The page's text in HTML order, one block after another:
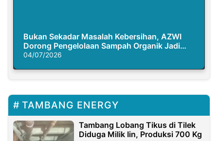
Bukan Sekadar Masalah Kebersihan, AZWI
Dorong Pengelolaan Sampah Organik Jadi
Solusi Krisis Iklim
04/07/2026
TAMBANG ENERGY
Tambang Lobang Tikus di Tilek
Diduga Milik Iin, Produksi 700 Kg